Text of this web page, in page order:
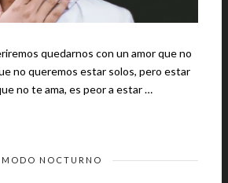
quedarnos con un amor que no
no queremos estar solos, pero estar
no te ama, es peor a estar …
MODO NOCTURNO